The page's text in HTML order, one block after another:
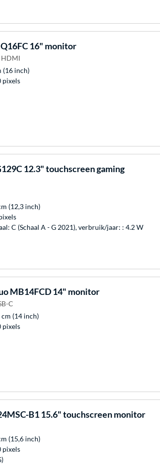
16" monitor
HDMI
(16 inch)
pixels
12.3" touchscreen gaming
(12,3 inch)
C (Schaal A - G 2021), verbruik/jaar: : 4.2 W
MB14FCD 14" monitor
C
(14 inch)
pixels
B1 15.6" touchscreen monitor
(15,6 inch)
pixels